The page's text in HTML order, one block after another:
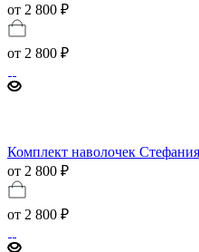
от 2 800 ₽
от 2 800 ₽
Комплект наволочек
от 2 800 ₽
от 2 800 ₽